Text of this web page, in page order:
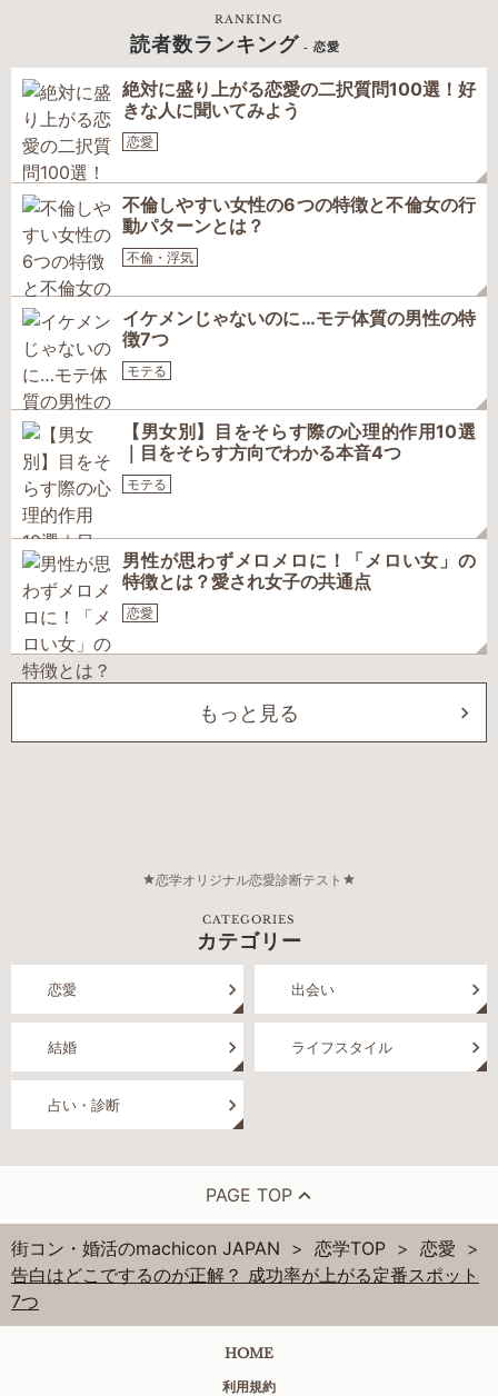
RANKING
読者数ランキング - 恋愛
絶対に盛り上がる恋愛の二択質問100選！好
きな人に聞いてみよう
恋愛
不倫しやすい女性の6つの特徴と不倫女の行
動パターンとは？
不倫・浮気
イケメンじゃないのに…モテ体質の男性の特
徴7つ
モテる
【男女別】目をそらす際の心理的作用10選
｜目をそらす方向でわかる本音4つ
モテる
男性が思わずメロメロに！「メロい女」の
特徴とは？愛され女子の共通点
恋愛
もっと見る
恋学オリジナル恋愛診断テスト
CATEGORIES
カテゴリー
恋愛 出会い
結婚 ライフスタイル
占い・診断
PAGE TOP
街コン・婚活のmachicon JAPAN 恋学TOP
恋愛
告白はどこでするのが正解？ 成功率が上がる定番スポット
7つ
HOME
利用規約